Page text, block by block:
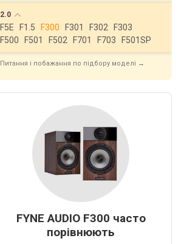
2.0
F5E F1.5 F300 F301 F302
F303
F500
F501 F502 F701 F703 F501SP
Питання і побажання по підбору моделі →
FYNE AUDIO F300 часто
порівнюють